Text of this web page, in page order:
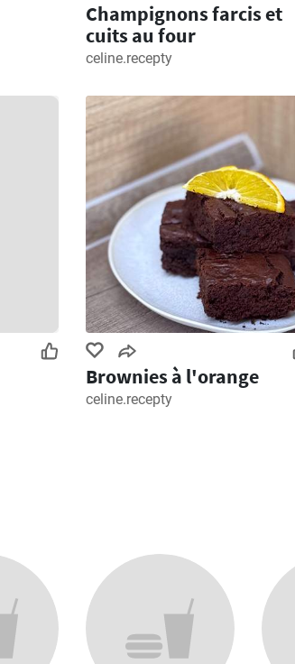
Champignons farcis et
cuits au four
celine.recepty
Brownies à l'orange
celine.recepty